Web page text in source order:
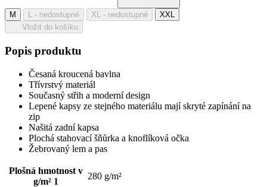
M L - nedostupné XL - nedostupné
XXL
Vložit do košíku
Popis produktu
Česaná kroucená bavlna
Třívrstvý materiál
Současný střih a moderní design
Lepené kapsy ze stejného materiálu mají skryté zapínání na
zip
Našitá zadní kapsa
Plochá stahovací šňůrka a knoflíková očka
Žebrovaný lem a pas
Plošná hmotnost v
g/m² 1
280 g/m²